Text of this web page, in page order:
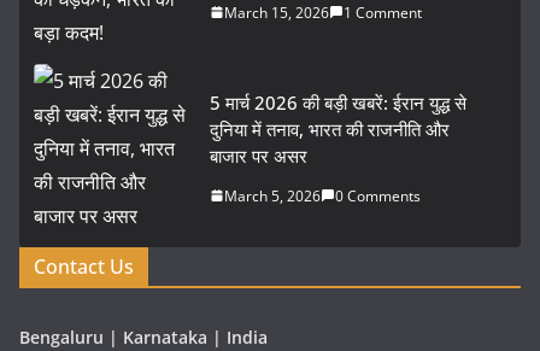
March 15, 2026 1 Comment
5 मार्च 2026 की बड़ी खबरें: ईरान युद्ध से
दुनिया में तनाव, भारत की राजनीति और
बाजार पर असर
March 5, 2026 0 Comments
Contact Us
Bengaluru | Karnataka | India